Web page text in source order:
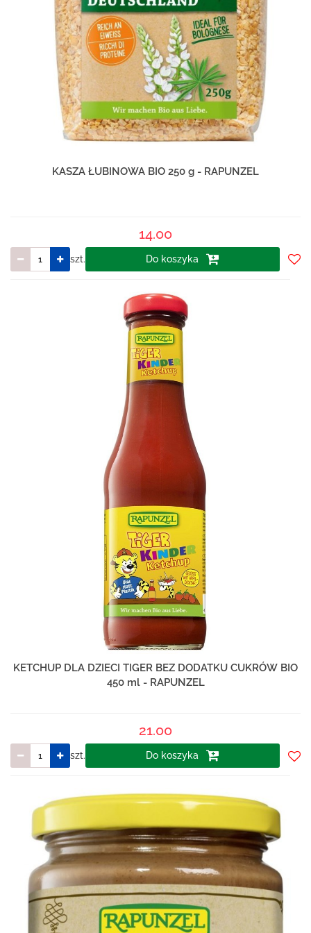
KASZA ŁUBINOWA BIO 250 g - RAPUNZEL
14.00
szt. Do koszyka
KETCHUP DLA DZIECI TIGER BEZ DODATKU CUKRÓW BIO
450 ml - RAPUNZEL
21.00
szt. Do koszyka